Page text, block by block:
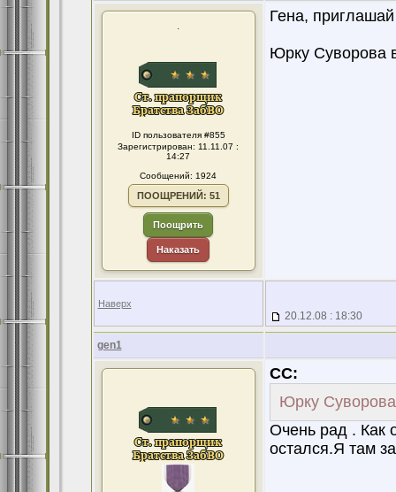
.
ID пользователя #855
Зарегистрирован: 11.11.07 :
14:27
Сообщений: 1924
ПООЩРЕНИЙ: 51
Поощрить
Наказать
Гена,
Юрку Суворова
Наверх
20.12.08 : 18:30
gen1
CC:
Юрку
Очень рад . Как
остался.Я там